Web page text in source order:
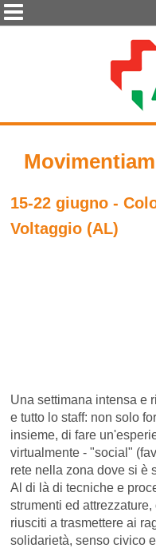

15-22 giugno -
Voltaggio (AL)
Una settimana intensa e
e tutto lo staff: non solo
insieme, di fare
virtualmente - "social"
rete nella zona dove si è
Al di là di tecniche e
strumenti ed
riusciti a trasmettere ai
solidarietà, senso civico